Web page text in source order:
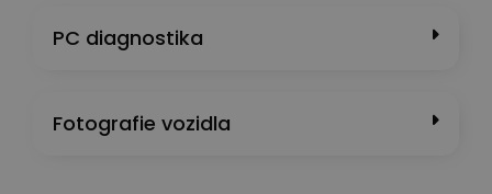
PC diagnostika
Fotografie vozidla